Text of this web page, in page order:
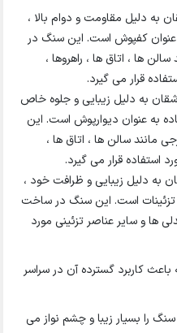
دلیل مقاومت و دوام بالا ،
عنوان کفپوش است. این سنگ در
ها ، اتاق ها ، راهروها ،
قرار می گیرد.
به دلیل زیبایی و جلوه خاص
به عنوان دیوارپوش است. این
مانند سالن ها ، اتاق ها ،
استفاده قرار می گیرد.
به دلیل زیبایی و ظرافت خود ،
تزئینات است. این سنگ در ساخت
ها و سایر عناصر تزئینی مورد
باعث کاربرد گسترده آن در سراسر
را بسیار زیبا و چشم نواز می